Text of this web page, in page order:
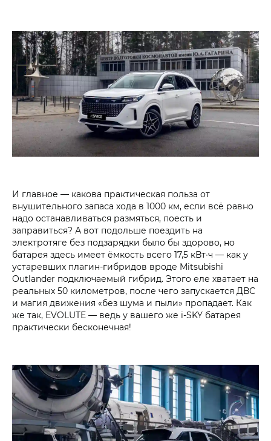
И главное — какова практическая польза от
внушительного запаса хода в 1000 км, если всё равно
надо останавливаться размяться, поесть и
заправиться? А вот подольше поездить на
электротяге без подзарядки было бы здорово, но
батарея здесь имеет ёмкость всего 17,5 кВт∙ч — как у
устаревших плагин-гибридов вроде Mitsubishi
Outlander подключаемый гибрид. Этого еле хватает на
реальных 50 километров, после чего запускается ДВС
и магия движения «без шума и пыли» пропадает. Как
же так, EVOLUTE — ведь у вашего же i‑SKY батарея
практически бесконечная!